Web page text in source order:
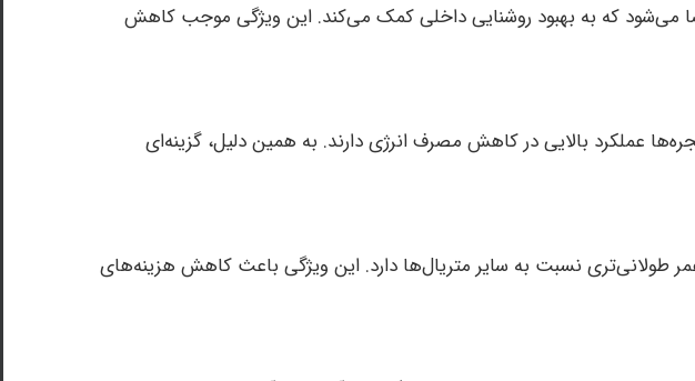
می‌شود که به بهبود روشنایی داخلی کمک می‌کند. این ویژگی موجب کاهش
عملکرد بالایی در کاهش مصرف انرژی دارند. به همین دلیل، گزینه‌ای
طولانی‌تری نسبت به سایر متریال‌ها دارد. این ویژگی باعث کاهش هزینه‌های